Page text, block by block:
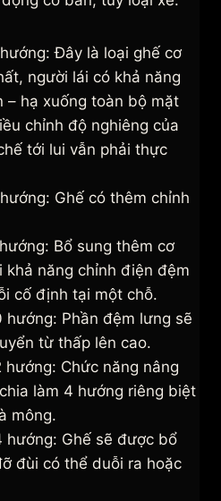
Đây là loại ghế cơ
người lái có khả năng
– hạ xuống toàn bộ mặt
chỉnh độ nghiêng của
tới lui vẫn phải thực
Ghế có thêm chỉnh
Bổ sung thêm cơ
khả năng chỉnh điện đệm
cố định tại một chỗ.
hướng: Phần đệm lưng sẽ
từ thấp lên cao.
hướng: Chức năng nâng
làm 4 hướng riêng biệt
mông.
hướng: Ghế sẽ được bổ
đùi có thể duỗi ra hoặc